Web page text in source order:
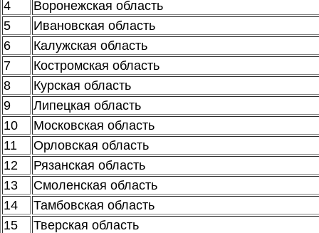
4
Воронежская область
5
Ивановская область
6
Калужская область
7
Костромская область
8
Курская область
9
Липецкая область
10
Московская область
11
Орловская область
12
Рязанская область
13
Смоленская область
14
Тамбовская область
15
Тверская область